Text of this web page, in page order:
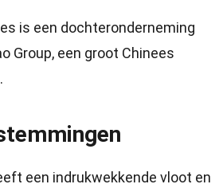
is een dochteronderneming
Group, een groot Chinees
een indrukwekkende vloot en